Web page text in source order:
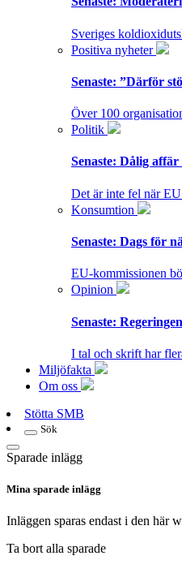
Sveriges
Positiva nyheter
Senaste: ”Därför
Över 100
Politik
Senaste: Dålig affär
Det är inte fel när
Konsumtion
Senaste: Dags för
EU-kommissionen
Opinion
Senaste:
I tal och skrift har
Miljöfakta
Om oss
Stötta SMB
Sök
Sparade inlägg
Mina sparade inlägg
Inläggen sparas endast i den här
Ta bort alla sparade